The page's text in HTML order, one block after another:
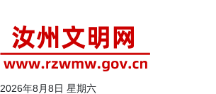
2026年8月8日 星期六